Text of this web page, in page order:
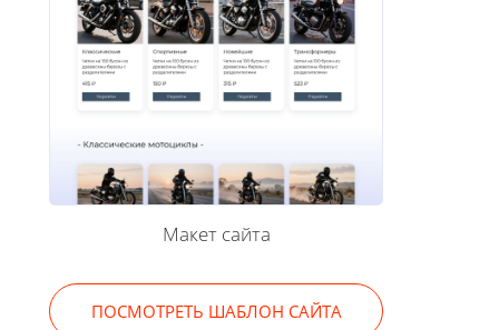
Макет сайта
ПОСМОТРЕТЬ ШАБЛОН САЙТА